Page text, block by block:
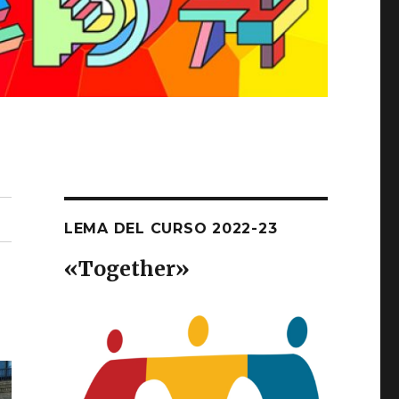
LEMA DEL CURSO 2022-23
«Together»